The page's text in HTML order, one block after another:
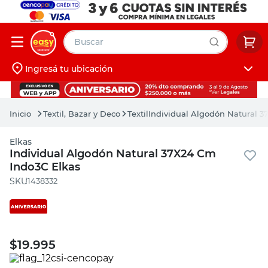
Buscar
Iniciá sesión
Ingresá tu ubicación
Textil, Bazar y Deco TextilIndividual Algodón Natural
Elkas
Individual Algodón Natural 37X24 Cm
Indo3C Elkas
:1438332
$19.995
muebles
pintura
escritorio
puertas
placard